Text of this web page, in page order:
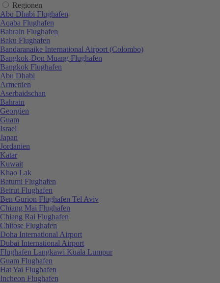
Regionen
Abu Dhabi Flughafen
Aqaba Flughafen
Bahrain Flughafen
Baku Flughafen
Bandaranaike International Airport (Colombo)
Bangkok-Don Muang Flughafen
Bangkok Flughafen
Abu Dhabi
Armenien
Aserbaidschan
Bahrain
Georgien
Guam
Israel
Japan
Jordanien
Katar
Kuwait
Khao Lak
Batumi Flughafen
Beirut Flughafen
Ben Gurion Flughafen Tel Aviv
Chiang Mai Flughafen
Chiang Rai Flughafen
Chitose Flughafen
Doha International Airport
Dubai International Airport
Flughafen Langkawi Kuala Lumpur
Guam Flughafen
Hat Yai Flughafen
Incheon Flughafen